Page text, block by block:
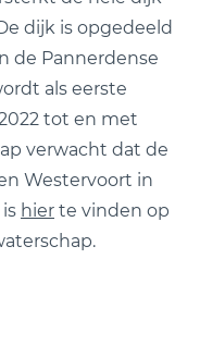
dijk is opgedeeld
de Pannerdense
als eerste
tot en met
verwacht dat de
Westervoort in
hier te vinden op